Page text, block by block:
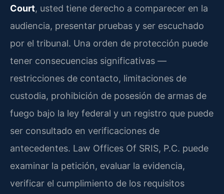
Court, usted tiene derecho a comparecer en la
audiencia, presentar pruebas y ser escuchado
por el tribunal. Una orden de protección puede
tener consecuencias significativas —
restricciones de contacto, limitaciones de
custodia, prohibición de posesión de armas de
fuego bajo la ley federal y un registro que puede
ser consultado en verificaciones de
antecedentes. Law Offices Of SRIS, P.C. puede
examinar la petición, evaluar la evidencia,
verificar el cumplimiento de los requisitos